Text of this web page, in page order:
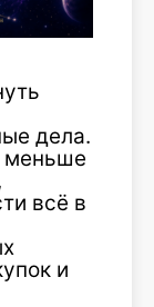
дела.
меньше
всё в
и